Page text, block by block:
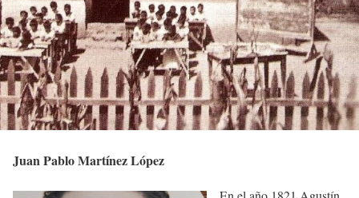
Juan Pablo Martínez López